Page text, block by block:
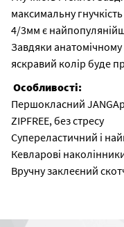
максимальну
4/3мм є
Завдяки анатомічному
яскравий колір буде
Особливості:
Першокласний
ZIPFREE, без стресу
Супереластичний і
Кевларові
Вручну заклеєний